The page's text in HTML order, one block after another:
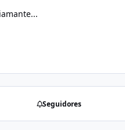
Seguidores